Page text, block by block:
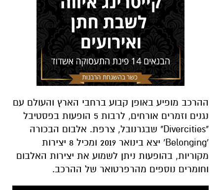
ההרכב מופיע באופן קבוע ברחבי הארץ והעולם עם
נגנים וזמרים אורחים, לרבות
הופעות בפסטיבל
"
Divercities
" שבגרנובל, צרפת. אלבום הבכורה
'
Belonging
' יצא בינואר ומכיל
יצירות
מקוריות, בהופעות ניתן לשמוע את יצירות האלבום
וחומרים נוספים מהרפרטואר של ההרכב.